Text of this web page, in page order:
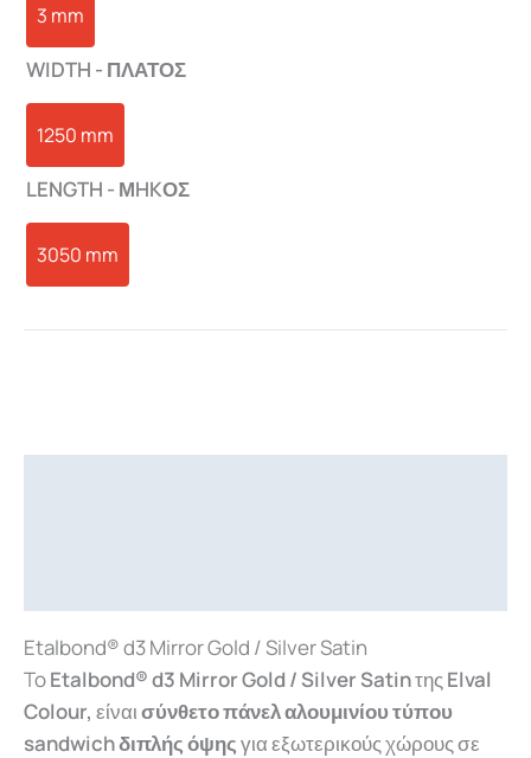
3 mm
WIDTH - ΠΛΑΤΟΣ
1250 mm
LENGTH - ΜHKΟΣ
3050 mm
Etalbond® d3 Mirror Gold / Silver Satin
ToEtalbond® d3 Mirror Gold / Silver Satinτης Elval
Colour, είναισύνθετο πάνελ αλουμινίουτύπου
sandwich διπλής όψηςγια εξωτερικούς χώρους σε